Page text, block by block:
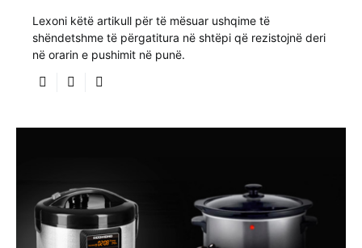
Lexoni këtë artikull për të mësuar ushqime të
shëndetshme të përgatitura në shtëpi që rezistojnë deri
në orarin e pushimit në punë.